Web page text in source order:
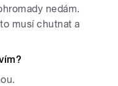
nedám.
musí chutnat a